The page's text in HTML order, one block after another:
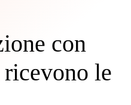
con
le